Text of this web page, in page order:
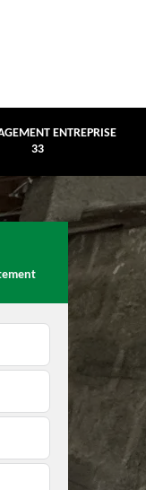
ENTREPRISE
33
de maison